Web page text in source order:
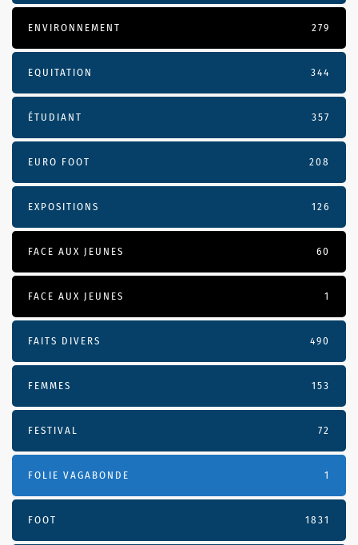
ENVIRONNEMENT 279
EQUITATION 344
ÉTUDIANT 357
EURO FOOT 208
EXPOSITIONS 126
FACE AUX JEUNES 60
FACE AUX JEUNES 1
FAITS DIVERS 490
FEMMES 153
FESTIVAL 72
FOLIE VAGABONDE 1
FOOT 1831